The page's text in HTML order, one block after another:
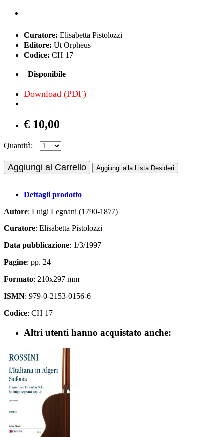
Curatore: Elisabetta Pistolozzi
Editore: Ut Orpheus
Codice: CH 17
Disponibile
Download (PDF)
€ 10,00
Quantità:
Aggiungi al Carrello Aggiungi alla Lista Desideri
Dettagli prodotto
Autore: Luigi Legnani (1790-1877)
Curatore: Elisabetta Pistolozzi
Data pubblicazione: 1/3/1997
Pagine: pp. 24
Formato: 210x297 mm
ISMN: 979-0-2153-0156-6
Codice: CH 17
Altri utenti hanno acquistato anche: